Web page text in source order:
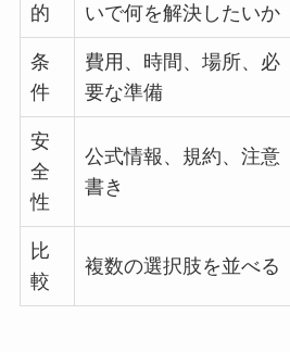
的
いで何を解決したいか
条
件
費用、時間、場所、必
要な準備
安
全
性
公式情報、規約、注意
書き
比
較
複数の選択肢を並べる